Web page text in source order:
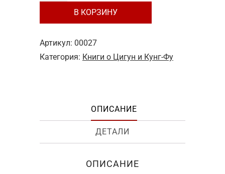
в
моём
В КОРЗИНУ
Артикул: 00027
Категория: Книги о Цигун и Кунг-Фу
ОПИСАНИЕ
ДЕТАЛИ
ОПИСАНИЕ